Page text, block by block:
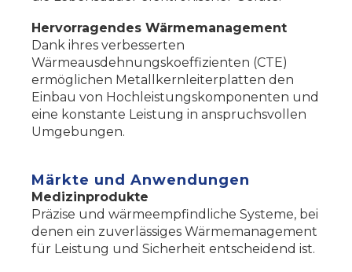
Hervorragendes Wärmemanagement
Dank ihres verbesserten
Wärmeausdehnungskoeffizienten (CTE)
ermöglichen Metallkernleiterplatten den
Einbau von Hochleistungskomponenten und
eine konstante Leistung in anspruchsvollen
Umgebungen.
Märkte und Anwendungen
Medizinprodukte
Präzise und wärmeempfindliche Systeme, bei
denen ein zuverlässiges Wärmemanagement
für Leistung und Sicherheit entscheidend ist.